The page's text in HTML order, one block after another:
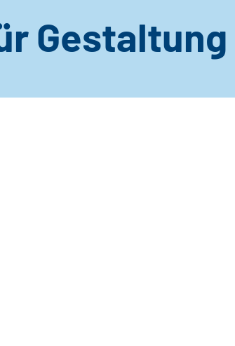
Gestaltung